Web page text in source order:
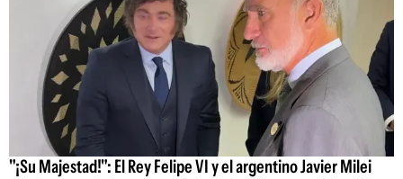
"¡Su Majestad!": El Rey Felipe VI y el argentino Javier Milei